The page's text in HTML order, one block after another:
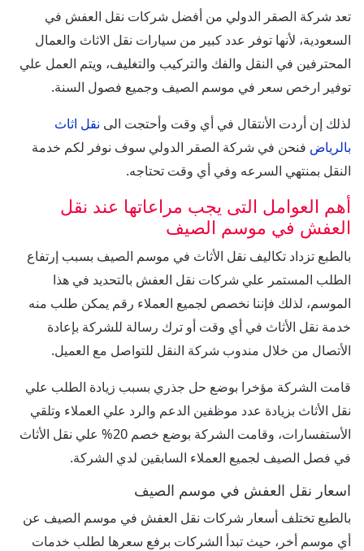
تعد شركة الصقر الدولي من أفضل شركات نقل العفش في
السعودية، لأنها توفر عدد كبير من سيارات نقل الاثاث والعمال
المحترفين في النقل والفك والتركيب والتغليف، ويتم العمل علي
توفير ارخص سعر في موسم الصيف وجميع فصول السنة.
لذلك إن أردت الأنتقال في أي وقت وأحتجت الى نقل اثاث
بالرياضفنحن في شركة الصقر الدولي سوف نوفر لكم خدمة
النقل بمنتهي السرعه وفي أي وقت تحتاجه.
أهم العوامل التى يجب مراعاتها عند نقل
العفش في موسم الصيف
بالطبع تزداد تكاليف نقل الأثاث في موسم الصيف بسبب إرتفاع
الطلب المستمر علي شركات نقل العفش بالتحديد في هذا
الموسم، لذلك فإننا نخصص لجميع العملاء رقم يمكن طلب منه
خدمة نقل الأثاث في أي وقت أو ترك رسالة للشركة بإعادة
الأتصال من خلال مندوب شركة النقل للتواصل مع العميل.
قامت الشركة مؤخرا بوضع حل جذري بسبب زيادة الطلب علي
نقل الأثاث بزيادة عدد موظفين الدعم والرد علي العملاء وتلقي
الأستفسارات، وقامت الشركة بوضع خصم 20% علي نقل الأثاث
في فصل الصيف لجميع العملاء السابقين لدي الشركة.
اسعار نقل العفش في موسم الصيف
بالطبع تختلف أسعار شركات نقل العفش في موسم الصيف عن
أي موسم أخر، حيث تبدأ الشركات برفع سعرها لطلب خدمات